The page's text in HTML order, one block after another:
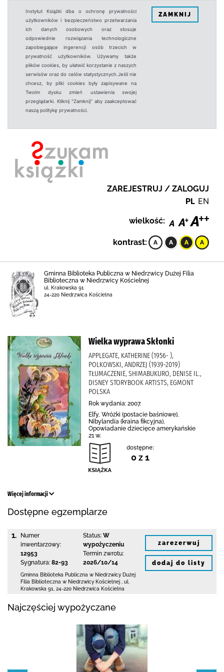
Instytut Książki dba o ochronę prywatności
użytkowników i bezpieczeństwo przetwarzania
ich danych osobowych oraz stosuje
odpowiednie rozwiązania technologiczne
zapobiegające ingerencji osób trzecich w
prywatność użytkowników. Używamy także
plików cookies, by ułatwić korzystanie z naszych
serwisów oraz do celów statystycznych.Jeśli nie
chcesz, by pliki cookies były zapisywane na
Twoim dysku zmień ustawienia swojej
przeglądarki. Kliknij "Zamknij" aby zaakceptować
naszą politykę prywatności.
ZAMKNIJ
ZAREJESTRUJ / ZALOGUJ
PL EN
wielkość:
kontrast:
Gminna Biblioteka Publiczna w Niedrzwicy Dużej Filia
Biblioteczna w Niedrzwicy Kościelnej
ul. Krakowska 91
24-220 Niedrzwica Kościelna
Wielka wyprawa Skłonki
APPLEGATE, KATHERINE (1956- ),
POLKOWSKI, ANDRZEJ (1939-2019)
TŁUMACZENIE, SHIMABUKURO, DENISE IL.,
DISNEY STORYBOOK ARTISTS, EGMONT
POLSKA
Rok wydania: 2007.
Elfy, Wróżki (postacie baśniowe),
Nibylandia (kraina fikcyjna),
Opowiadanie dziecięce amerykańskie
21 w.
dostępne:
0 z 1
Więcej informacji
Dostępne egzemplarze
1.
Numer
inwentarzowy:
12953
Sygnatura: 82-93
Status: W
wypożyczeniu
Termin zwrotu:
2026/10/14
Gminna Biblioteka Publiczna w Niedrzwicy Dużej
Filia Biblioteczna w Niedrzwicy Kościelnej
ul.
Krakowska 91
24-220 Niedrzwica Kościelna
zarezerwuj
dodaj do listy
Najczęściej wypożyczane